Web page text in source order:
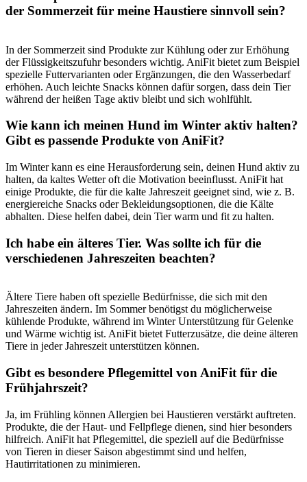
⁤der Sommerzeit für meine Haustiere sinnvoll sein?
In der Sommerzeit sind Produkte ⁤zur Kühlung oder zur Erhöhung
der Flüssigkeitszufuhr besonders wichtig. AniFit bietet zum Beispiel
spezielle Futtervarianten oder Ergänzungen, die den Wasserbedarf
erhöhen. Auch leichte ​Snacks können dafür sorgen, dass dein Tier
während⁤ der⁣ heißen Tage aktiv bleibt und sich ⁢wohlfühlt.
Wie kann ich​ meinen ‍Hund im Winter aktiv halten?
Gibt es passende⁢ Produkte von AniFit?
Im Winter kann es eine ‌Herausforderung sein, deinen Hund aktiv zu
halten, da kaltes Wetter oft die Motivation beeinflusst. AniFit hat
‌einige‌ Produkte, die für die kalte Jahreszeit geeignet sind, wie ⁣z. B.
energiereiche Snacks oder Bekleidungsoptionen, die die Kälte⁣
abhalten. ⁣Diese helfen dabei, dein Tier warm‌ und fit zu halten.
Ich habe ein ⁣älteres Tier. Was ⁢sollte ich für die
verschiedenen Jahreszeiten beachten?
Ältere Tiere haben oft spezielle ​Bedürfnisse, die sich mit den
Jahreszeiten ändern.‌ Im Sommer benötigst du möglicherweise⁣
kühlende⁤ Produkte, während im⁢ Winter Unterstützung für Gelenke
‌und Wärme wichtig‌ ist. AniFit bietet Futterzusätze, die deine⁣ älteren
Tiere in jeder Jahreszeit unterstützen können.
Gibt es besondere ‍Pflegemittel von AniFit für die
Frühjahrszeit?
Ja, im Frühling können Allergien bei Haustieren​ verstärkt auftreten.
Produkte, ‌die‍ der Haut- und Fellpflege dienen, sind hier ‌besonders
hilfreich. AniFit hat⁣ Pflegemittel, ​die speziell auf die‌ Bedürfnisse
von Tieren in dieser Saison ‍abgestimmt sind und helfen,
Hautirritationen‌ zu minimieren.